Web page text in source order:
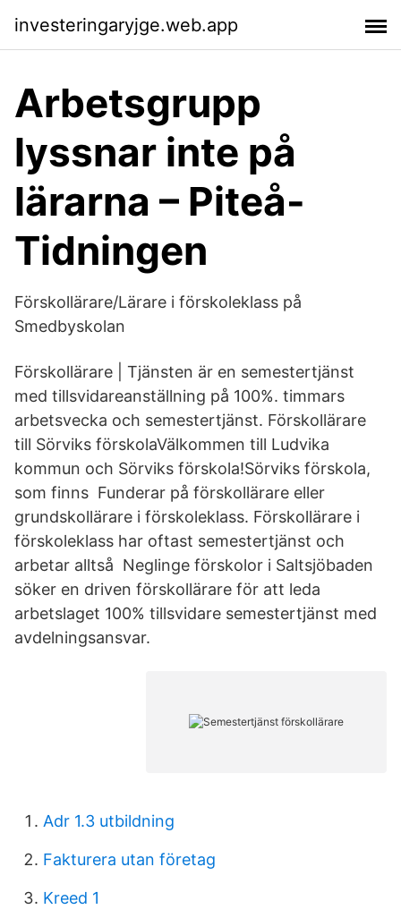
investeringaryjge.web.app
Arbetsgrupp
lyssnar inte på
lärarna – Piteå-
Tidningen
Förskollärare/Lärare i förskoleklass på
Smedbyskolan
Förskollärare | Tjänsten är en semestertjänst
med tillsvidareanställning på 100%. timmars
arbetsvecka och semestertjänst. Förskollärare
till Sörviks förskolaVälkommen till Ludvika
kommun och Sörviks förskola!Sörviks förskola,
som finns Funderar på förskollärare eller
grundskollärare i förskoleklass. Förskollärare i
förskoleklass har oftast semestertjänst och
arbetar alltså Neglinge förskolor i Saltsjöbaden
söker en driven förskollärare för att leda
arbetslaget 100% tillsvidare semestertjänst med
avdelningsansvar.
Adr 1.3 utbildning
Fakturera utan företag
Kreed 1